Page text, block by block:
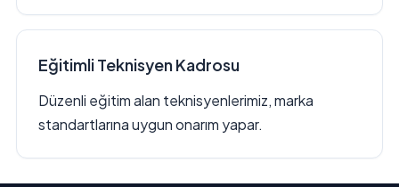
Eğitimli Teknisyen Kadrosu
Düzenli eğitim alan teknisyenlerimiz, marka
standartlarına uygun onarım yapar.